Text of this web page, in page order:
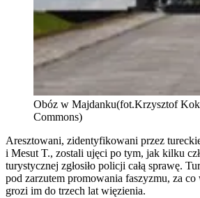
Obóz w Majdanku(fot.Krzysztof
Commons)
Aresztowani, zidentyfikowani przez
i Mesut T., zostali ujęci po tym, jak kilku
turystycznej zgłosiło policji całą sprawę.
pod zarzutem promowania faszyzmu, za co
grozi im do trzech lat więzienia.